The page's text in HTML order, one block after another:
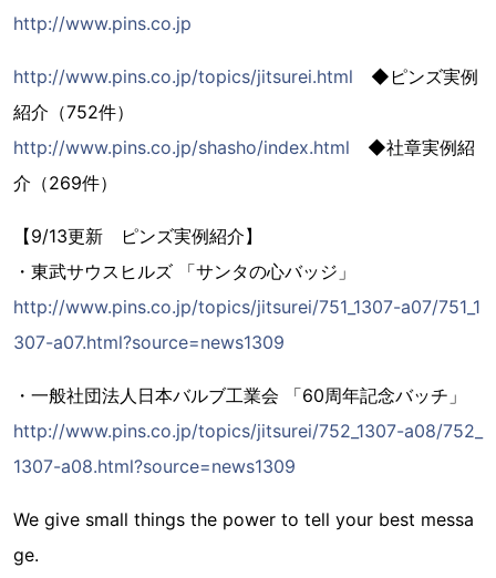
http://www.pins.co.jp
http://www.pins.co.jp/topics/jitsurei.html ◆ピンズ実例
紹介（752件）
http://www.pins.co.jp/shasho/index.html ◆社章実例紹
介（269件）
【9/13更新 ピンズ実例紹介】
・東武サウスヒルズ 「サンタの心バッジ」
http://www.pins.co.jp/topics/jitsurei/751_1307-a07/751_1
307-a07.html?source=news1309
・一般社団法人日本バルブ工業会 「60周年記念バッチ」
http://www.pins.co.jp/topics/jitsurei/752_1307-a08/752_
1307-a08.html?source=news1309
We give small things the power to tell your best messa
ge.